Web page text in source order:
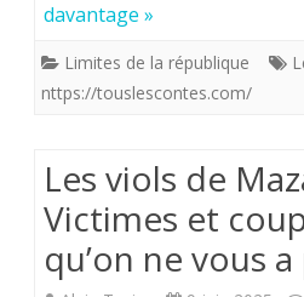
davantage »
Limites de la république
nttps://touslescontes.com/
Les viols de
Victimes et
qu’on ne vous